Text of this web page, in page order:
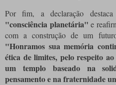
Por fim, a declaração
"consciência planetária" e
com a construção de um
"Honramos sua memória
ética de limites, pelo respeito
um templo baseado na
pensamento e na fraternidade